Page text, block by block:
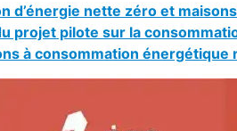
d’énergie nette zéro et
projet pilote sur la
à consommation énergétique